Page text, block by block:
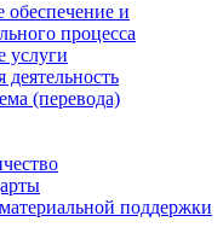
обеспечение и
процесса
услуги
(перевода)
поддержки